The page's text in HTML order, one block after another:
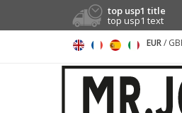
top usp1 title
top usp1 text
EUR/